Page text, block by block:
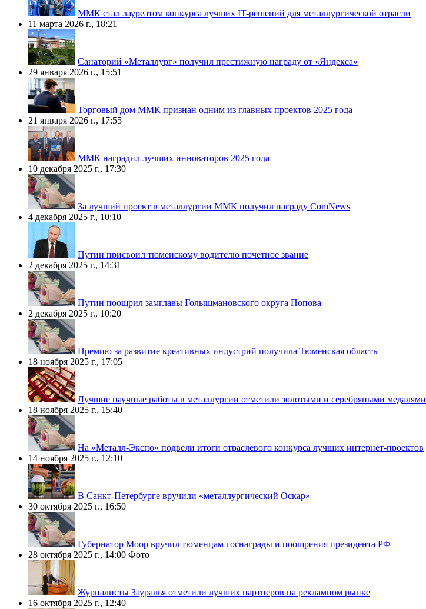
ММК стал лауреатом конкурса лучших IT-решений для металлургической отрасли
11 марта 2026 г., 18:21
Санаторий «Металлург» получил престижную награду от «Яндекса»
29 января 2026 г., 15:51
Торговый дом ММК признан одним из главных проектов 2025 года
21 января 2026 г., 17:55
ММК наградил лучших инноваторов 2025 года
10 декабря 2025 г., 17:30
За лучший проект в металлургии ММК получил награду ComNews
4 декабря 2025 г., 10:10
Путин присвоил тюменскому водителю почетное звание
2 декабря 2025 г., 14:31
Путин поощрил замглавы Голышмановского округа Попова
2 декабря 2025 г., 10:20
Премию за развитие креативных индустрий получила Тюменская область
18 ноября 2025 г., 17:05
Лучшие научные работы в металлургии отметили золотыми и серебряными медалями
18 ноября 2025 г., 15:40
На «Металл-Экспо» подвели итоги отраслевого конкурса лучших интернет-проектов
14 ноября 2025 г., 12:10
В Санкт-Петербурге вручили «металлургический Оскар»
30 октября 2025 г., 16:50
Губернатор Моор вручил тюменцам госнаграды и поощрения президента РФ
28 октября 2025 г., 14:00 Фото
Журналисты Зауралья отметили лучших партнеров на рекламном рынке
16 октября 2025 г., 12:40